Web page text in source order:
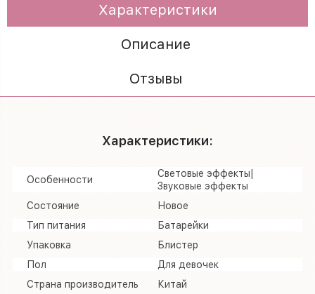
Характеристики
Описание
Отзывы
Характеристики:
Особенности
Световые эффекты|
Звуковые эффекты
Состояние
Новое
Тип питания
Батарейки
Упаковка
Блистер
Пол
Для девочек
Страна производитель
Китай